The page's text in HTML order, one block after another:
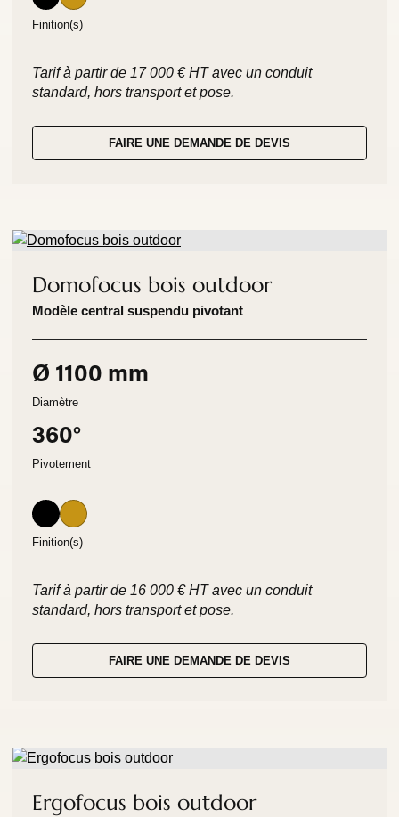
Finition(s)
Tarif à partir de 17 000 € HT avec un conduit
standard, hors transport et pose.
FAIRE UNE DEMANDE DE DEVIS
Domofocus bois outdoor
Modèle central suspendu pivotant
Ø 1100 mm
Diamètre
360°
Pivotement
Finition(s)
Tarif à partir de 16 000 € HT avec un conduit
standard, hors transport et pose.
FAIRE UNE DEMANDE DE DEVIS
Ergofocus bois outdoor